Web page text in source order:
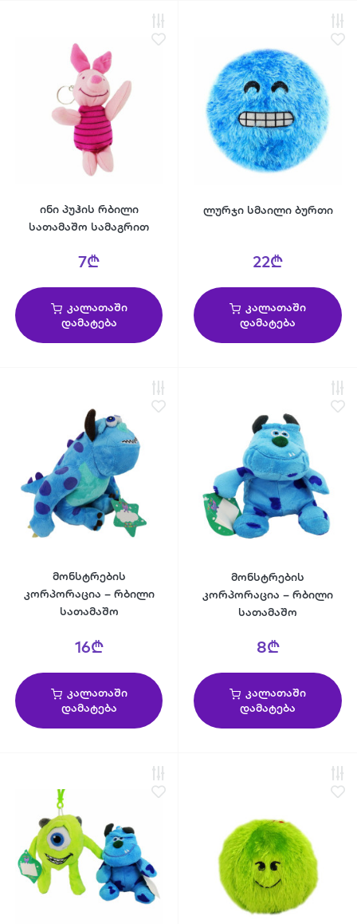
ინი პუჰის რბილი
სათამაშო სამაგრით
7₾
კალათაში
დამატება
ლურჯი სმაილი ბურთი
22₾
კალათაში
დამატება
მონსტრების
კორპორაცია – რბილი
სათამაშო
16₾
კალათაში
დამატება
მონსტრების
კორპორაცია – რბილი
სათამაშო
8₾
კალათაში
დამატება